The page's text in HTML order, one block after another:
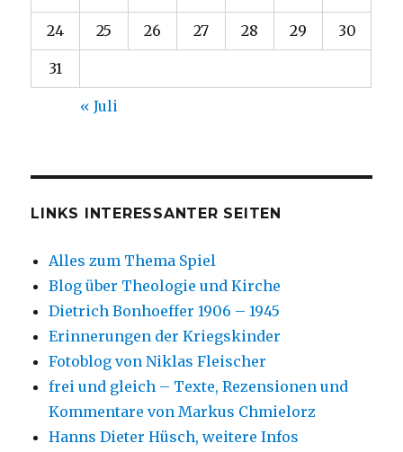
24 25 26 27 28 29 30
31
« Juli
LINKS INTERESSANTER SEITEN
Alles zum Thema Spiel
Blog über Theologie und Kirche
Dietrich Bonhoeffer 1906 – 1945
Erinnerungen der Kriegskinder
Fotoblog von Niklas Fleischer
frei und gleich – Texte, Rezensionen und
Kommentare von Markus Chmielorz
Hanns Dieter Hüsch, weitere Infos